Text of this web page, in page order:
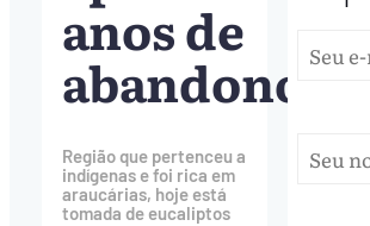
anos de
abandono
Região que pertenceu a
indígenas e foi rica em
araucárias, hoje está
tomada de eucaliptos